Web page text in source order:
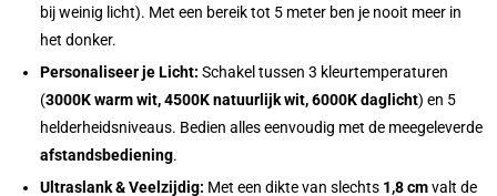
bij weinig licht). Met een bereik tot 5 meter ben je nooit meer in
het donker.
Personaliseer je Licht: Schakel tussen 3 kleurtemperaturen
(3000K warm wit, 4500K natuurlijk wit, 6000K daglicht) en 5
helderheidsniveaus. Bedien alles eenvoudig met de meegeleverde
afstandsbediening.
Ultraslank & Veelzijdig: Met een dikte van slechts 1,8 cmvalt de